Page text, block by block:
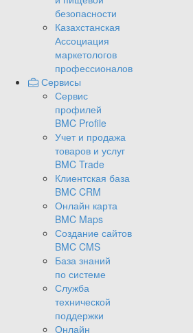
безопасности
Казахстанская
Ассоциация
маркетологов
профессионалов
Сервисы
Сервис
профилей
BMC Profile
Учет и продажа
товаров и услуг
BMC Trade
Клиентская база
BMC CRM
Онлайн карта
BMC Maps
Создание сайтов
BMC CMS
База знаний
по системе
Служба
технической
поддержки
Онлайн